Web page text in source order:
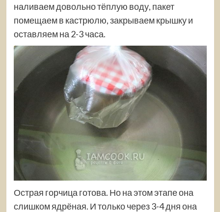
наливаем довольно тёплую воду, пакет
помещаем в кастрюлю, закрываем крышку и
оставляем на 2-3 часа.
Острая горчица готова. Но на этом этапе она
слишком ядрёная. И только через 3-4 дня она